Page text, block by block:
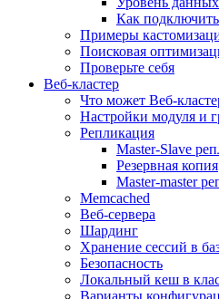
Как
Примеры
Поисковая
Проверьте себя
Веб-кластер
Что может Веб-
Настройки модуля и
Репликация
Master-Slave
Резервная копия
Master-master
Memcached
Веб-сервера
Шардинг
Хранение сессий в
Безопасность
Локальный кеш в
Варианты